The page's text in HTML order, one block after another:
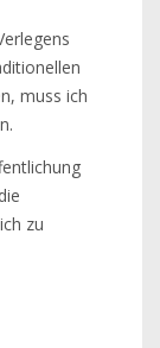
muss ich
zu